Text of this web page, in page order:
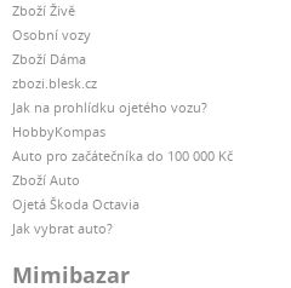
Zboží Živě
Osobní vozy
Zboží Dáma
zbozi.blesk.cz
Jak na prohlídku ojetého vozu?
HobbyKompas
Auto pro začátečníka do 100 000 Kč
Zboží Auto
Ojetá Škoda Octavia
Jak vybrat auto?
Mimibazar